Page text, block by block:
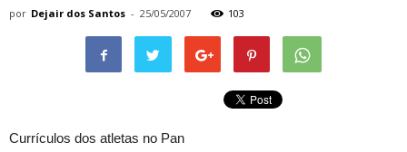
por Dejair dos Santos - 25/05/2007 103
Currículos dos atletas no Pan